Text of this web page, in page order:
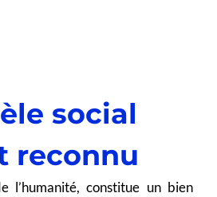
social
reconnu
l’humanité, constitue un bien